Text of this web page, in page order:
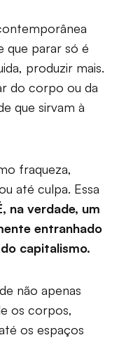
que parar só é
produzir mais.
do corpo ou da
que sirvam à
fraqueza,
até culpa. Essa
na verdade, um
entranhado
capitalismo.
não apenas
os corpos,
os espaços